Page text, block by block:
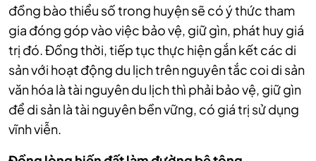
đồng bào thiểu số trong huyện sẽ có ý thức tham
gia đóng góp vào việc bảo vệ, giữ gìn, phát huy giá
trị đó. Đồng thời, tiếp tục thực hiện gắn kết các di
sản với hoạt động du lịch trên nguyên tắc coi di sản
văn hóa là tài nguyên du lịch thì phải bảo vệ, giữ gìn
để di sản là tài nguyên bền vững, có giá trị sử dụng
vĩnh viễn.